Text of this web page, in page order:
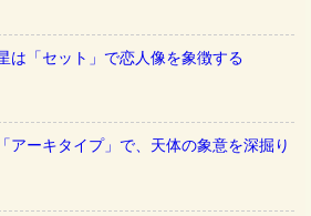
は「セット」で恋人像を象徴する
アーキタイプ」で、天体の象意を深掘り